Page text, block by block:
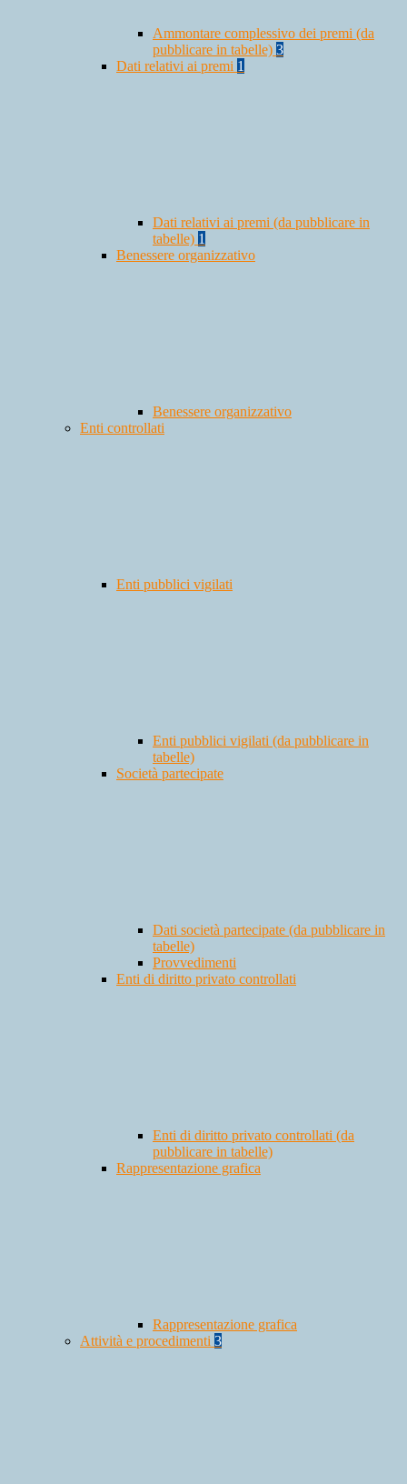
Ammontare complessivo dei premi (da
pubblicare in tabelle) 3
Dati relativi ai premi 1
Dati relativi ai premi (da pubblicare in
tabelle) 1
Benessere organizzativo
Benessere organizzativo
Enti controllati
Enti pubblici vigilati
Enti pubblici vigilati (da pubblicare in
tabelle)
Società partecipate
Dati società partecipate (da pubblicare in
tabelle)
Provvedimenti
Enti di diritto privato controllati
Enti di diritto privato controllati (da
pubblicare in tabelle)
Rappresentazione grafica
Rappresentazione grafica
Attività e procedimenti 3